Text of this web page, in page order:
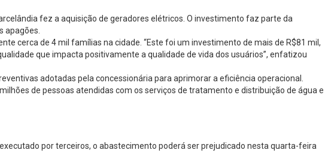
fez a aquisição de geradores elétricos. O investimento faz parte da
apagões.
cerca de 4 mil famílias na cidade. “Este foi um investimento de mais de R$81 mil,
que impacta positivamente a qualidade de vida dos usuários”, enfatizou
adotadas pela concessionária para aprimorar a eficiência operacional.
de pessoas atendidas com os serviços de tratamento e distribuição de água e
por terceiros, o abastecimento poderá ser prejudicado nesta quarta-feira